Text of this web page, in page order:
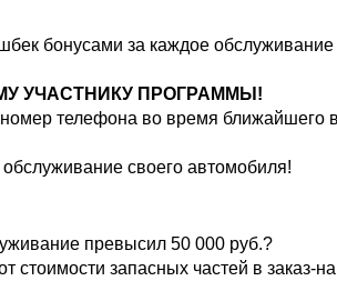
бонусами за каждое обслуживание
УЧАСТНИКУ ПРОГРАММЫ!
телефона во время ближайшего
своего автомобиля!
превысил 50 000 руб.?
стоимости запасных частей в заказ-